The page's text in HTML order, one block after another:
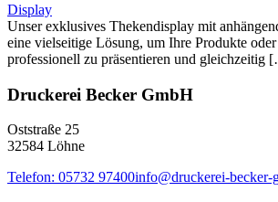
Display
Unser exklusives Thekendisplay mit
eine vielseitige Lösung, um Ihre Produkte
professionell zu präsentieren und gleichzeitig
Druckerei Becker GmbH
Oststraße 25
32584 Löhne
Telefon: 05732 97400info@druckerei-becker-